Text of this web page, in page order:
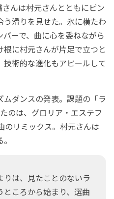
さんは村元さんとともにピン
滑りを見せた。氷に横たわ
ーで、曲に心を委ねながら
に村元さんが片足で立つと
術的な進化もアピールして
ダンスの発表。課題の「ラ
のは、グロリア・エステフ
のリミックス。村元さんは
りは、見たことのないラ
ころから始まり、選曲